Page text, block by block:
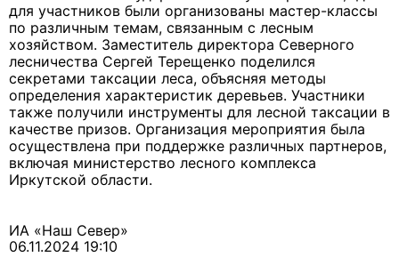
для участников были организованы мастер-классы
по различным темам, связанным с лесным
хозяйством. Заместитель директора Северного
лесничества Сергей Терещенко поделился
секретами таксации леса, объясняя методы
определения характеристик деревьев. Участники
также получили инструменты для лесной таксации в
качестве призов. Организация мероприятия была
осуществлена при поддержке различных партнеров,
включая министерство лесного комплекса
Иркутской области.
ИА «Наш Север»
06.11.2024 19:10